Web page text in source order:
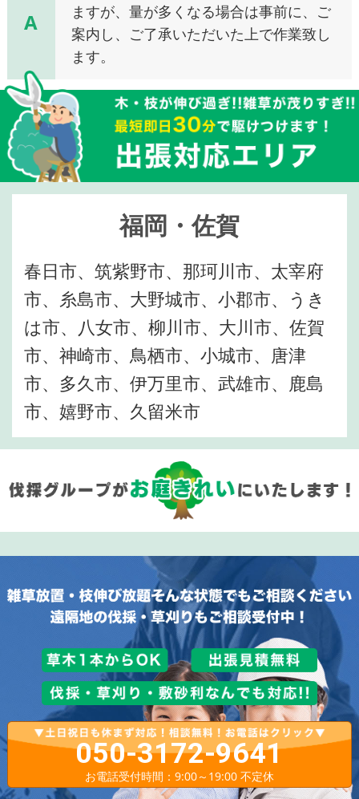
A
ますが、量が多くなる場合は事前に、ご
案内し、ご了承いただいた上で作業致し
ます。
福岡・佐賀
春日市、筑紫野市、那珂川市、太宰府
市、糸島市、大野城市、小郡市、うき
は市、八女市、柳川市、大川市、佐賀
市、神崎市、鳥栖市、小城市、唐津
市、多久市、伊万里市、武雄市、鹿島
市、嬉野市、久留米市
050-3172-9641
お電話受付時間：9:00～19:00 不定休